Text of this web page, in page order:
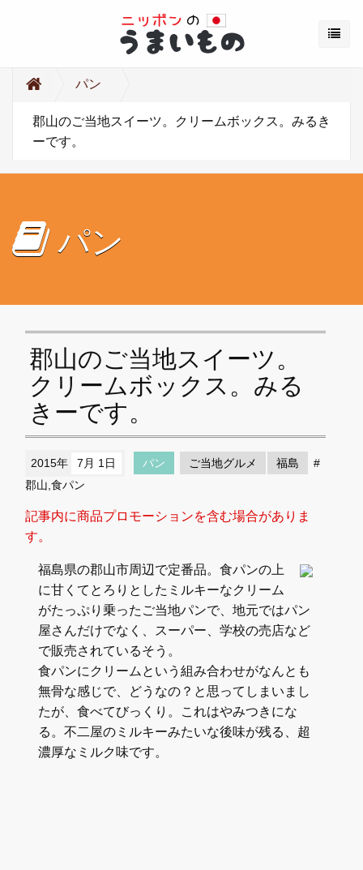
パン
郡山のご当地スイーツ。クリームボックス。みるき
ーです。
パン
郡山のご当地スイーツ。
クリームボックス。みる
きーです。
2015年 7月 1日 パン ご当地グルメ 福島
#
郡山,食パン
記事内に商品プロモーションを含む場合がありま
す。
福島県の郡山市周辺で定番品。食パンの上
に甘くてとろりとしたミルキーなクリーム
がたっぷり乗ったご当地パンで、地元ではパン
屋さんだけでなく、スーパー、学校の売店など
で販売されているそう。
食パンにクリームという組み合わせがなんとも
無骨な感じで、どうなの？と思ってしまいまし
たが、食べてびっくり。これはやみつきにな
る。不二屋のミルキーみたいな後味が残る、超
濃厚なミルク味です。